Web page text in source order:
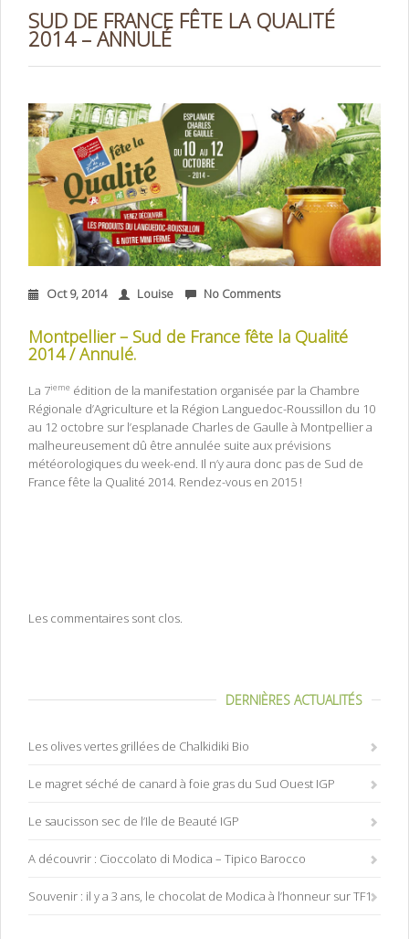
SUD DE FRANCE FÊTE LA QUALITÉ
2014 – ANNULÉ
Oct 9, 2014 Louise No Comments
Montpellier – Sud de France fête la Qualité
2014 / Annulé.
La 7ieme édition de la manifestation organisée par la Chambre
Régionale d’Agriculture et la Région Languedoc-Roussillon du 10
au 12 octobre sur l’esplanade Charles de Gaulle à Montpellier a
malheureusement dû être annulée suite aux prévisions
météorologiques du week-end. Il n’y aura donc pas de Sud de
France fête la Qualité 2014. Rendez-vous en 2015 !
Les commentaires sont clos.
DERNIÈRES ACTUALITÉS
Les olives vertes grillées de Chalkidiki Bio
Le magret séché de canard à foie gras du Sud Ouest IGP
Le saucisson sec de l’Ile de Beauté IGP
A découvrir : Cioccolato di Modica – Tipico Barocco
Souvenir : il y a 3 ans, le chocolat de Modica à l’honneur sur TF1